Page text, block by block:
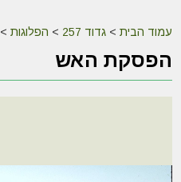
עמוד הבית >גדוד 257 > הפלוגות >
הפסקת האש